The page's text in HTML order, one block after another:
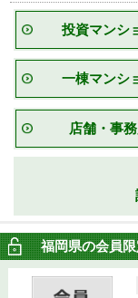
投資マンシ
一棟マンシ
店舗・事
福岡県の会員